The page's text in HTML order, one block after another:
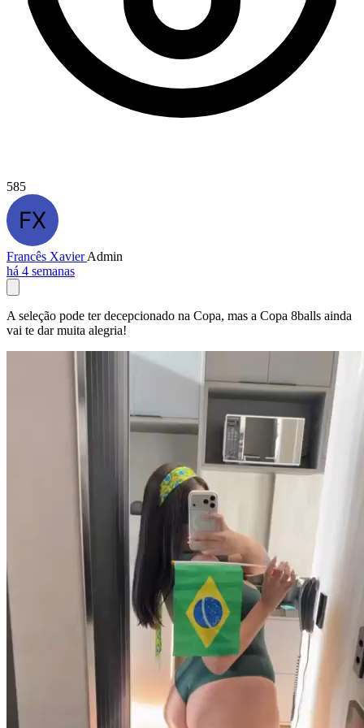
585
Francês XavierAdmin
há 4 semanas
A seleção pode ter decepcionado na Copa, mas a Copa 8balls ainda
vai te dar muita alegria!